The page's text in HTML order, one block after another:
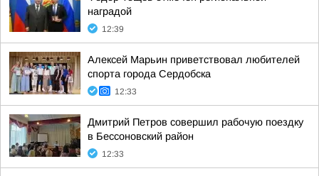
наградой
12:39
Алексей Марьин приветствовал любителей
спорта города Сердобска
12:33
Дмитрий Петров совершил рабочую поездку
в Бессоновский район
12:33